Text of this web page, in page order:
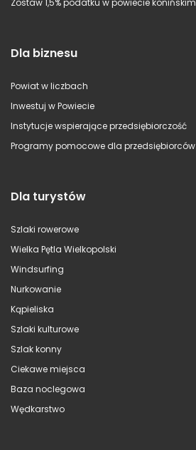
Dla biznesu
Powiat w liczbach
Inwestuj w Powiecie
Instytucje wspierające przedsiębiorczość
Programy pomocowe dla przedsiębiorców
Dla turystów
Szlaki rowerowe
Wielka Pętla Wielkopolski
Windsurfing
Nurkowanie
Kąpieliska
Szlaki kulturowe
Szlak konny
Ciekawe miejsca
Baza noclegowa
Wędkarstwo